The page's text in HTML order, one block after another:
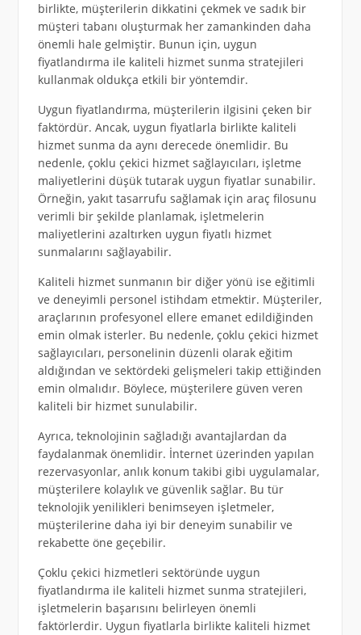
birlikte, müşterilerin dikkatini çekmek ve sadık bir
müşteri tabanı oluşturmak her zamankinden daha
önemli hale gelmiştir. Bunun için, uygun
fiyatlandırma ile kaliteli hizmet sunma stratejileri
kullanmak oldukça etkili bir yöntemdir.
Uygun fiyatlandırma, müşterilerin ilgisini çeken bir
faktördür. Ancak, uygun fiyatlarla birlikte kaliteli
hizmet sunma da aynı derecede önemlidir. Bu
nedenle, çoklu çekici hizmet sağlayıcıları, işletme
maliyetlerini düşük tutarak uygun fiyatlar sunabilir.
Örneğin, yakıt tasarrufu sağlamak için araç filosunu
verimli bir şekilde planlamak, işletmelerin
maliyetlerini azaltırken uygun fiyatlı hizmet
sunmalarını sağlayabilir.
Kaliteli hizmet sunmanın bir diğer yönü ise eğitimli
ve deneyimli personel istihdam etmektir. Müşteriler,
araçlarının profesyonel ellere emanet edildiğinden
emin olmak isterler. Bu nedenle, çoklu çekici hizmet
sağlayıcıları, personelinin düzenli olarak eğitim
aldığından ve sektördeki gelişmeleri takip ettiğinden
emin olmalıdır. Böylece, müşterilere güven veren
kaliteli bir hizmet sunulabilir.
Ayrıca, teknolojinin sağladığı avantajlardan da
faydalanmak önemlidir. İnternet üzerinden yapılan
rezervasyonlar, anlık konum takibi gibi uygulamalar,
müşterilere kolaylık ve güvenlik sağlar. Bu tür
teknolojik yenilikleri benimseyen işletmeler,
müşterilerine daha iyi bir deneyim sunabilir ve
rekabette öne geçebilir.
Çoklu çekici hizmetleri sektöründe uygun
fiyatlandırma ile kaliteli hizmet sunma stratejileri,
işletmelerin başarısını belirleyen önemli
faktörlerdir. Uygun fiyatlarla birlikte kaliteli hizmet